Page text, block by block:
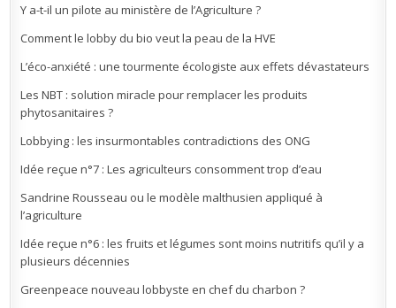
Y a-t-il un pilote au ministère de l’Agriculture ?
Comment le lobby du bio veut la peau de la HVE
L’éco-anxiété : une tourmente écologiste aux effets dévastateurs
Les NBT : solution miracle pour remplacer les produits
phytosanitaires ?
Lobbying : les insurmontables contradictions des ONG
Idée reçue n°7 : Les agriculteurs consomment trop d’eau
Sandrine Rousseau ou le modèle malthusien appliqué à
l’agriculture
Idée reçue n°6 : les fruits et légumes sont moins nutritifs qu’il y a
plusieurs décennies
Greenpeace nouveau lobbyste en chef du charbon ?